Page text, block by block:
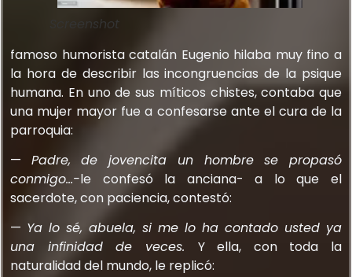
Screenshot
famoso humorista catalán Eugenio hilaba muy fino a
la hora de describir las incongruencias de la psique
humana. En uno de sus míticos chistes, contaba que
una mujer mayor fue a confesarse ante el cura de la
parroquia:
— Padre, de jovencita un hombre se propasó
conmigo…-le confesó la anciana- a lo que el
sacerdote, con paciencia, contestó:
— Ya lo sé, abuela, si me lo ha contado usted ya
una infinidad de veces. Y ella, con toda la
naturalidad del mundo, le replicó: